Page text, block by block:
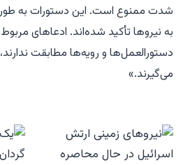
شدت ممنوع است. این دستورات به
به نیروها تأکید شده‌اند. ادعاهای
دستورالعمل‌ها و رویه‌ها مطابقت
می‌گیرند.»